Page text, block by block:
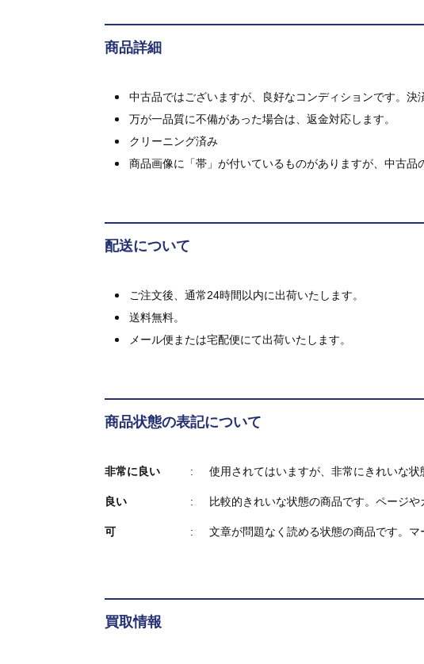
商品詳細
中古品ではございますが、良好なコンディションです。決
万が一品質に不備があった場合は、返金対応します。
クリーニング済み
商品画像に「帯」が付いているものがありますが、中古品
配送について
ご注文後、通常24時間以内に出荷いたします。
送料無料。
メール便または宅配便にて出荷いたします。
商品状態の表記について
非常に良い 使用されてはいますが、非常にきれいな状
良い 比較的きれいな状態の商品です。ページ
可 文章が問題なく読める状態の商品です。
買取情報